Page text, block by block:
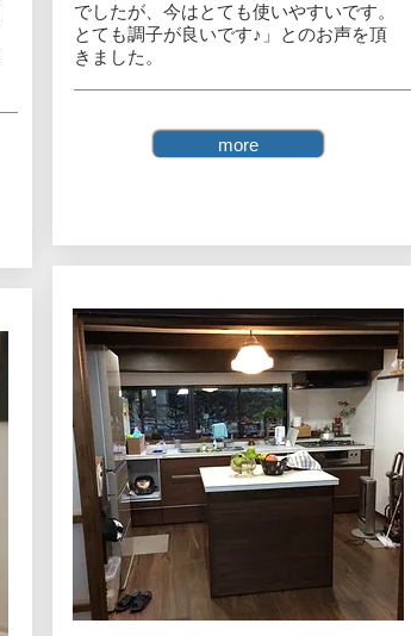
でしたが、今はとても使いやすいです。
とても調子が良いです♪」とのお声を頂
きました。
more